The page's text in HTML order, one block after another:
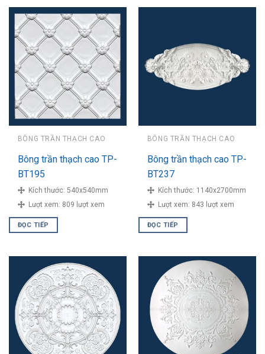
BÔNG TRẦN THẠCH CAO
Bông trần thạch cao TP-
BT195
Kích thước: 540x540mm
Lượt xem: 809 lượt xem
ĐỌC TIẾP
BÔNG TRẦN THẠCH CAO
Bông trần thạch cao TP-
BT237
Kích thước: 1140x2700mm
Lượt xem: 843 lượt xem
ĐỌC TIẾP